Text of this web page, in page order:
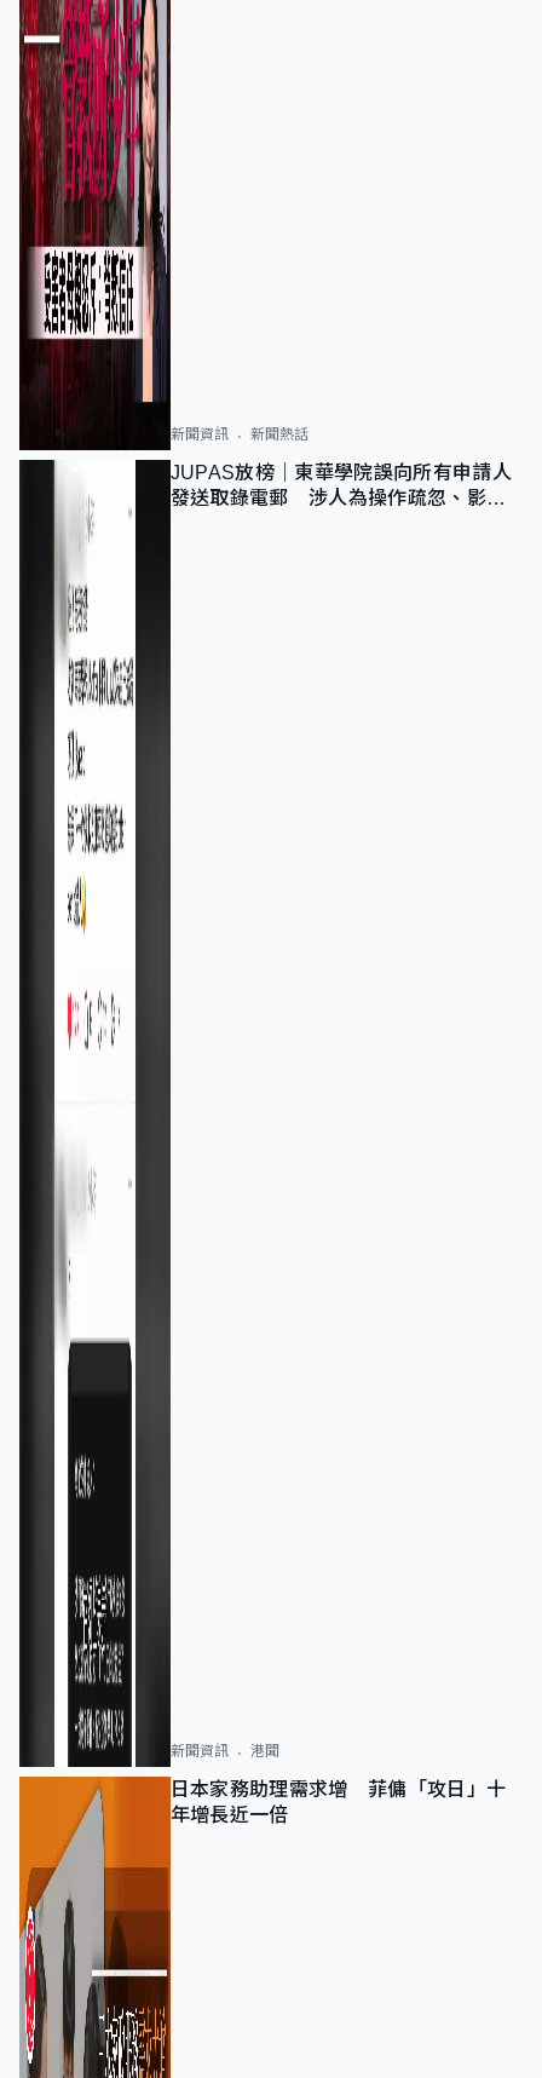
新聞資訊 新聞熱話
JUPAS放榜｜東華學院誤向所有申請人
發送取錄電郵 涉人為操作疏忽、影響
新聞資訊 港聞
日本家務助理需求增 菲傭「攻日」十
年增長近一倍